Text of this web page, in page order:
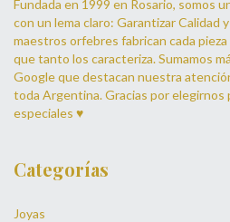
Fundada en 1999 en Rosario, somos
con un lema claro: Garantizar Calidad
maestros orfebres fabrican cada
que tanto los caracteriza. Sumamos
Google que destacan nuestra
toda Argentina. Gracias por elegirnos
especiales ♥
Categorías
Joyas